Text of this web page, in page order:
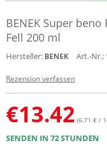
BENEK Super
Fell 200 ml
Hersteller: BENEK Art.-Nr.:
Rezension verfassen
€13.42 (6.71 € /
SENDEN IN 72 STUNDEN